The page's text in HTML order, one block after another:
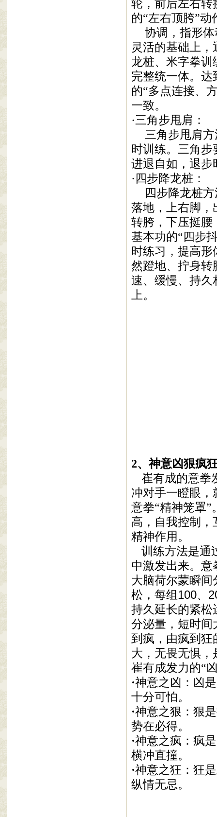
轮，前后左右转
的“左右顶胯”动
协调，指形
灵活的基础上
龙桩、米字拳
完整统一体。
的“多点连接、
一致。
·三角步甩肩 ：
三角步甩肩
时训练。 三角步
进退自如，退步
·四步降龙桩：
四步降龙桩方
落地，上右脚，
转胯，下压挺腰
基本功的“四步
时练习，提高形
然蹬地、拧身转
速、缓慢、持久
上。
2、神意凶狠疯
崔有成的意拳
冲对手一瞪眼，
意拳“精神笼罩
高，自我控制
精神作用。
训练方法是通
中激发出来。 意
大脑荷尔蒙瞬
松，每组 100、
持久延长的紧松
分泌量，短时间
到疯，由疯到狂
大，无畏无惧
崔有成发力的“
·神意之凶：凶
十分可怕。
·神意之狠：狠
势在必得。
·神意之疯：疯
横冲直撞。
·神意之狂：狂
纵情无忌。